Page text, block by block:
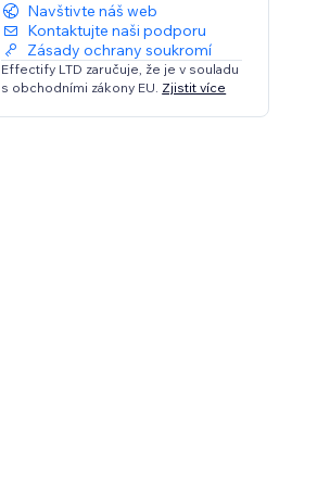
Navštivte náš web
Kontaktujte naši podporu
Zásady ochrany soukromí
Effectify LTD zaručuje, že je v souladu
s obchodními zákony EU. Zjistit více